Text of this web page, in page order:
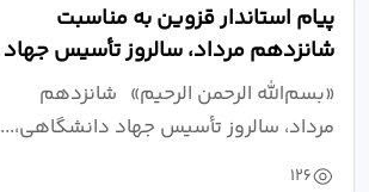
پیام استاندار قزوین به مناسبت
شانزدهم مرداد، سالروز تأسیس جهاد
دانشگاهی
«بسم‌الله الرحمن الرحیم» شانزدهم
مرداد، سالروز تأسیس جهاد دانشگاهی،...
126